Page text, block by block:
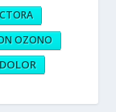
OZONO
DOLOR